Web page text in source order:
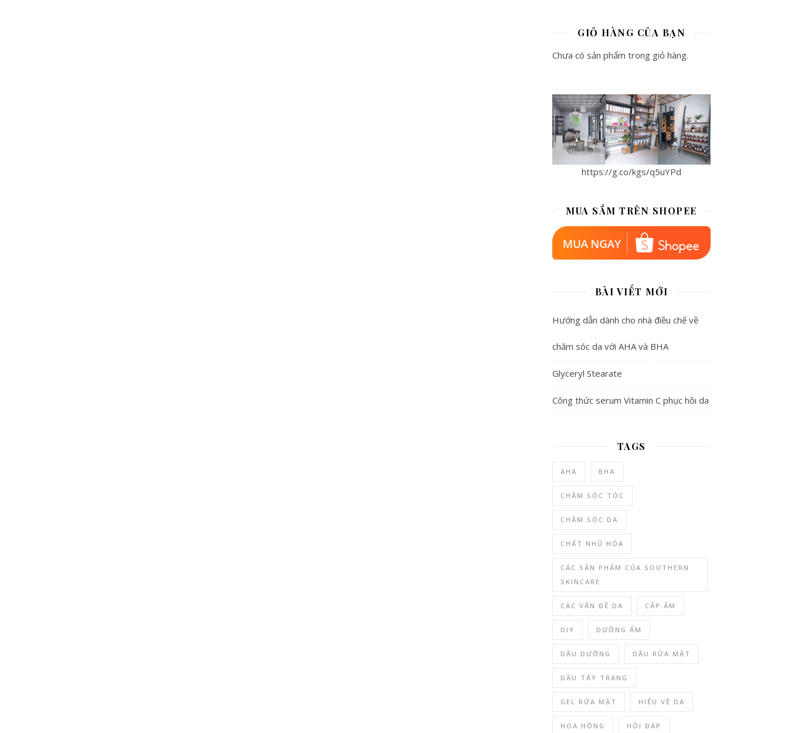
GIỎ HÀNG CỦA BẠN
Chưa có sản phẩm trong giỏ hàng.
https://g.co/kgs/q5uYPd
MUA SẮM TRÊN SHOPEE
BÀI VIẾT MỚI
Hướng dẫn dành cho nhà điều chế về
chăm sóc da với AHA và BHA
Glyceryl Stearate
Công thức serum Vitamin C phục hồi da
TAGS
AHA BHA
CHĂM SÓC TÓC
CHĂM SÓC DA
CHẤT NHŨ HÓA
CÁC SẢN PHẨM CỦA SOUTHERN
SKINCARE
CÁC VẤN ĐỀ DA CẤP ẨM
DIY DƯỠNG ẨM
DẦU DƯỠNG DẦU RỬA MẶT
DẦU TẨY TRANG
GEL RỬA MẶT HIỂU VỀ DA
HOA HỒNG HỎI ĐÁP